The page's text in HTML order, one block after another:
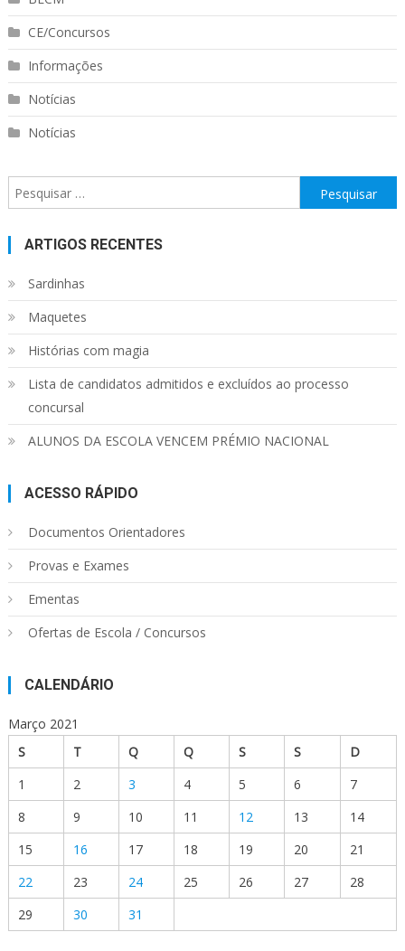
CE/Concursos
Informações
Notícias
Notícias
Pesquisar
por:
ARTIGOS RECENTES
Sardinhas
Maquetes
Histórias com magia
Lista de candidatos admitidos e excluídos ao processo
concursal
ALUNOS DA ESCOLA VENCEM PRÉMIO NACIONAL
ACESSO RÁPIDO
Documentos Orientadores
Provas e Exames
Ementas
Ofertas de Escola / Concursos
CALENDÁRIO
Março 2021
S
T Q Q S S
D
1
2 3 4 5 6
7
8
9 10 11 12 13
14
15
16 17 18 19 20
21
22
23 24 25 26 27
28
29
30 31